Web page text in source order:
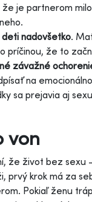
je partnerom
nadovšetko.
príčinou, že to
závažné
na
sa prejavia aj
von
že život bez sexu
prvý krok má za
Pokiaľ ženu